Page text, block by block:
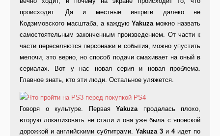
происходит. Да и местные интриги далеко не
Кодзимовского масштаба, а каждуюYakuzaможно назвать
самостоятельным законченным произведением. От части к
части переселяются персонажи и события, можно упустить
мелочи, это верно, но способ подачи смахивает на оный в
сериалах. Вот у нас новая серия и новая проблема.
Главное знать, кто эти люди. Остальное уляжется.
Говоря о культуре. Первая Yakuza продалась плохо,
вторую локализовать не стали и она уже была с японской
дорожкой и английскими субтитрами. Yakuza 3 и 4идет по